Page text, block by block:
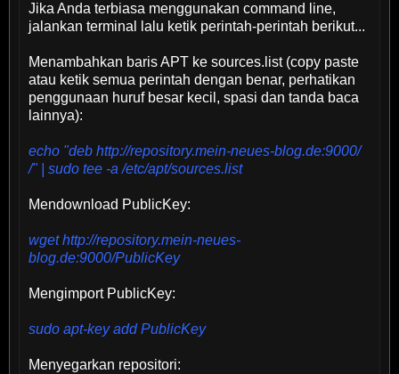
Jika Anda terbiasa menggunakan command line,
jalankan terminal lalu ketik perintah-perintah berikut...
Menambahkan baris APT ke sources.list (copy paste
atau ketik semua perintah dengan benar, perhatikan
penggunaan huruf besar kecil, spasi dan tanda baca
lainnya):
echo "deb http://repository.mein-neues-blog.de:9000/
/" | sudo tee -a /etc/apt/sources.list
Mendownload PublicKey:
wget http://repository.mein-neues-
blog.de:9000/PublicKey
Mengimport PublicKey:
sudo apt-key add PublicKey
Menyegarkan repositori: